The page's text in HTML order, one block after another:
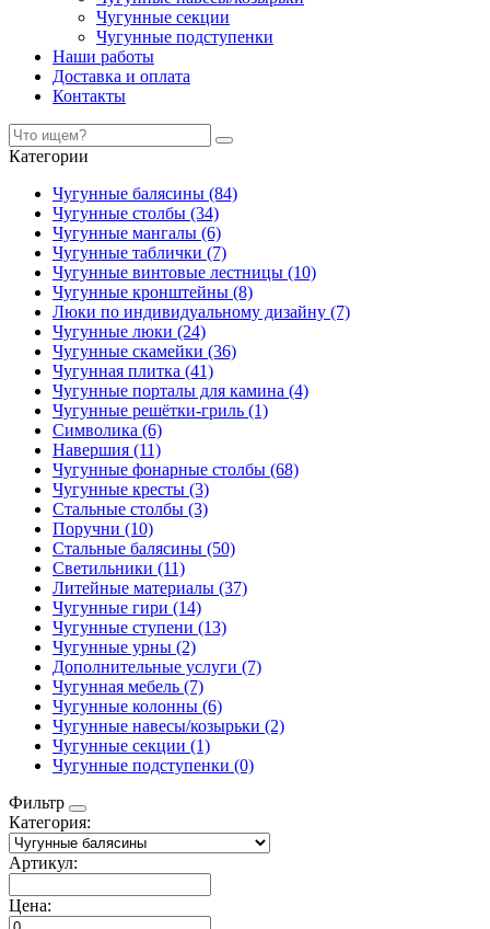
Чугунные секции
Чугунные подступенки
Наши работы
Доставка и оплата
Контакты
Категории
Чугунные балясины (84)
Чугунные столбы (34)
Чугунные мангалы (6)
Чугунные таблички (7)
Чугунные винтовые лестницы (10)
Чугунные кронштейны (8)
Люки по индивидуальному дизайну (7)
Чугунные люки (24)
Чугунные скамейки (36)
Чугунная плитка (41)
Чугунные порталы для камина (4)
Чугунные решётки-гриль (1)
Символика (6)
Навершия (11)
Чугунные фонарные столбы (68)
Чугунные кресты (3)
Стальные столбы (3)
Поручни (10)
Стальные балясины (50)
Светильники (11)
Литейные материалы (37)
Чугунные гири (14)
Чугунные ступени (13)
Чугунные урны (2)
Дополнительные услуги (7)
Чугунная мебель (7)
Чугунные колонны (6)
Чугунные навесы/козырьки (2)
Чугунные секции (1)
Чугунные подступенки (0)
Фильтр
Категория:
Артикул:
Цена: